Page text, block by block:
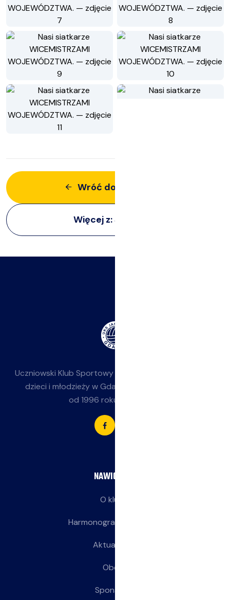
Wróć do aktualności
Więcej z:Siatkarze
Uczniowski Klub Sportowy
dzieci i młodzieży w Gdańsku-Jasieniu. Działamy
od 1996 roku przy SP 85.
NAWIGACJA
O klubie
Harmonogram treningów
Aktualności
Obozy
Sponsorzy